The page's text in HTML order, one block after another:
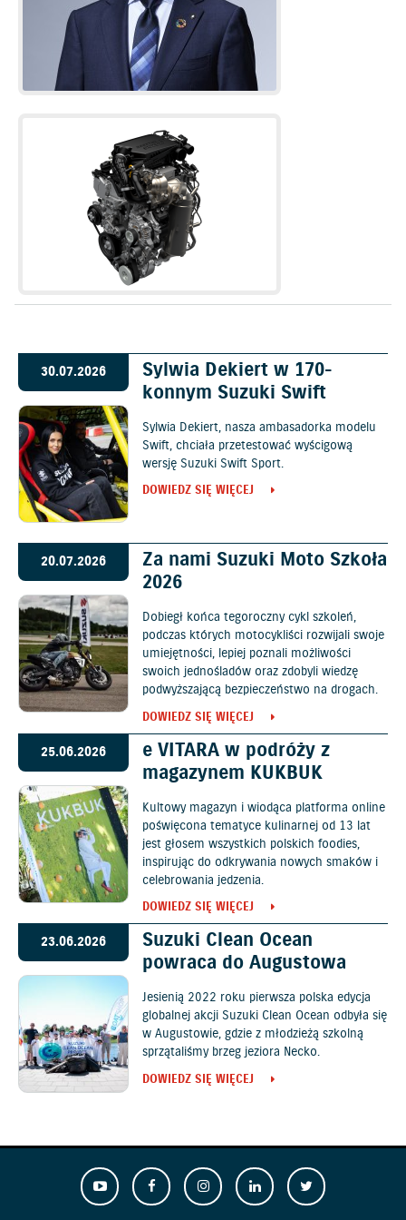
30.07.2026
Sylwia Dekiert w 170-
konnym Suzuki Swift
Sylwia Dekiert, nasza ambasadorka modelu
Swift, chciała przetestować wyścigową
wersję Suzuki Swift Sport.
DOWIEDZ SIĘ WIĘCEJ
20.07.2026
Za nami Suzuki Moto Szkoła
2026
Dobiegł końca tegoroczny cykl szkoleń,
podczas których motocykliści rozwijali swoje
umiejętności, lepiej poznali możliwości
swoich jednośladów oraz zdobyli wiedzę
podwyższającą bezpieczeństwo na drogach.
DOWIEDZ SIĘ WIĘCEJ
25.06.2026
e VITARA w podróży z
magazynem KUKBUK
Kultowy magazyn i wiodąca platforma online
poświęcona tematyce kulinarnej od 13 lat
jest głosem wszystkich polskich foodies,
inspirując do odkrywania nowych smaków i
celebrowania jedzenia.
DOWIEDZ SIĘ WIĘCEJ
23.06.2026
Suzuki Clean Ocean
powraca do Augustowa
Jesienią 2022 roku pierwsza polska edycja
globalnej akcji Suzuki Clean Ocean odbyła się
w Augustowie, gdzie z młodzieżą szkolną
sprzątaliśmy brzeg jeziora Necko.
DOWIEDZ SIĘ WIĘCEJ